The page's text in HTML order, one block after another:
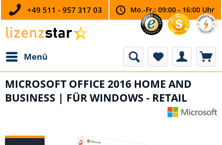
+49 511 - 957 317 03 Mo.-Fr.: 09:00 - 16:00 Uhr
Menü
MICROSOFT OFFICE 2016 HOME AND
BUSINESS | FÜR WINDOWS - RETAIL